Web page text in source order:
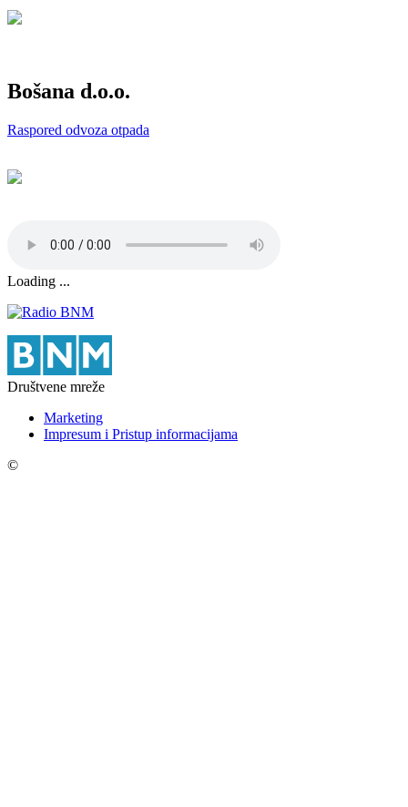
Bošana d.o.o.
Raspored odvoza otpada
Loading ...
Društvene mreže
Marketing
Impresum i Pristup informacijama
©